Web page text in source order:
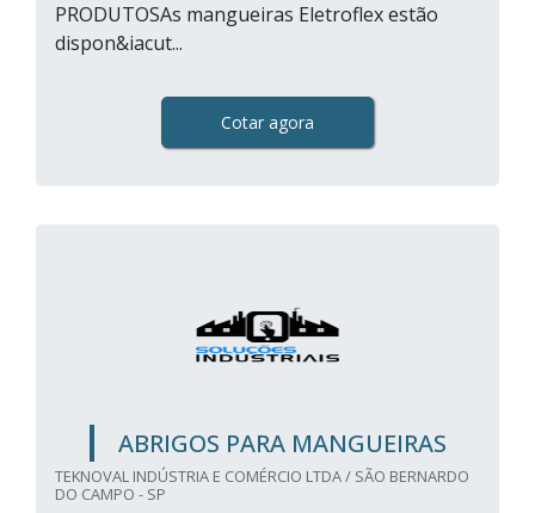
PRODUTOSAs mangueiras Eletroflex estão
dispon&iacut...
Cotar agora
ABRIGOS PARA MANGUEIRAS
TEKNOVAL INDÚSTRIA E COMÉRCIO LTDA / SÃO BERNARDO
DO CAMPO - SP